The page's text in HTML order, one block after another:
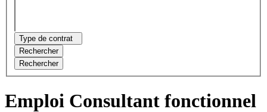
Type de contrat
Rechercher
Rechercher
Emploi Consultant fonctionnel